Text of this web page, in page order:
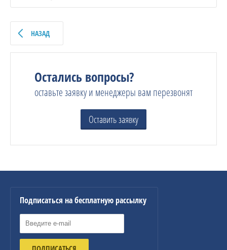
НАЗАД
Остались вопросы?
оставьте заявку и менеджеры вам перезвонят
Оставить заявку
Подписаться на бесплатную рассылку